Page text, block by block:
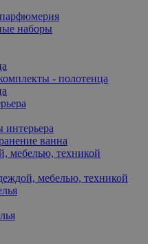
наборы
- полотенца
ванна
мебелью, техникой
мебелью, техникой